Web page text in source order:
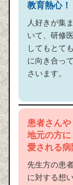
教育熱心！
人好きが集
いて、研修
してもとて
に向き合っ
さいます。
患者さんや
地元の方に
愛される病
先生方の患
に対する想